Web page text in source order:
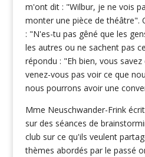
m'ont dit : "Wilbur, je ne vois
monter une pièce de théâtre".
: "N'es-tu pas gêné que les
les autres ou ne sachent pas
répondu : "Eh bien, vous
venez-vous pas voir ce que
nous pourrons avoir une
Mme Neuschwander-Frink
sur des séances de
club sur ce qu'ils veulent
thèmes abordés par le passé